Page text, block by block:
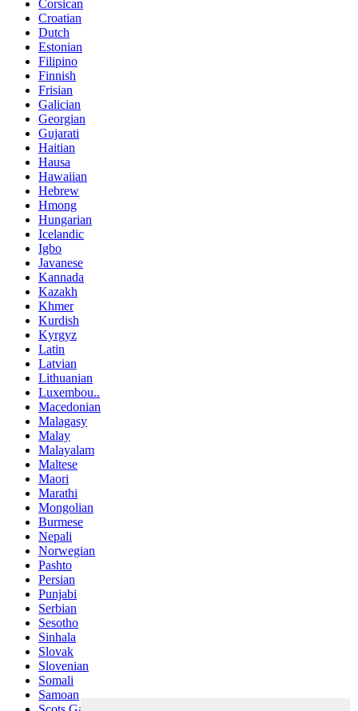
Corsican
Croatian
Dutch
Estonian
Filipino
Finnish
Frisian
Galician
Georgian
Gujarati
Haitian
Hausa
Hawaiian
Hebrew
Hmong
Hungarian
Icelandic
Igbo
Javanese
Kannada
Kazakh
Khmer
Kurdish
Kyrgyz
Latin
Latvian
Lithuanian
Luxembou..
Macedonian
Malagasy
Malay
Malayalam
Maltese
Maori
Marathi
Mongolian
Burmese
Nepali
Norwegian
Pashto
Persian
Punjabi
Serbian
Sesotho
Sinhala
Slovak
Slovenian
Somali
Samoan